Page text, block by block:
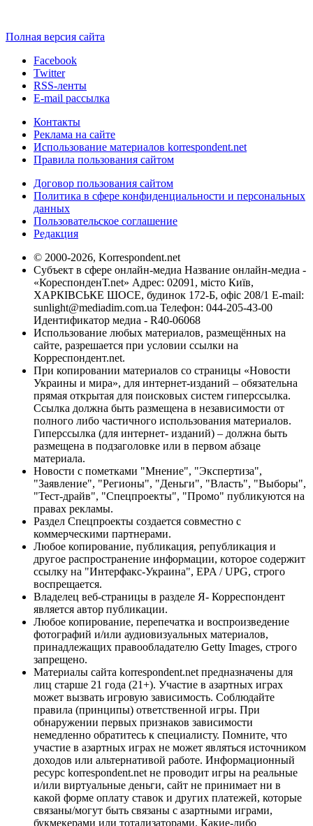
Полная версия сайта
Facebook
Twitter
RSS-ленты
E-mail рассылка
Контакты
Реклама на сайте
Использование материалов korrespondent.net
Правила пользования сайтом
Договор пользования сайтом
Политика в сфере конфиденциальности и персональных
данных
Пользовательское соглашение
Редакция
© 2000-2026, Korrespondent.net
Субъект в сфере онлайн-медиа Название онлайн-медиа -
«КореспонденТ.net» Адрес: 02091, місто Київ,
ХАРКІВСЬКЕ ШОСЕ, будинок 172-Б, офіс 208/1 E-mail:
sunlight@mediadim.com.ua Телефон: 044-205-43-00
Идентификатор медиа - R40-06068
Использование любых материалов, размещённых на
сайте, разрешается при условии ссылки на
Корреспондент.net.
При копировании материалов со страницы «Новости
Украины и мира», для интернет-изданий – обязательна
прямая открытая для поисковых систем гиперссылка.
Ссылка должна быть размещена в независимости от
полного либо частичного использования материалов.
Гиперссылка (для интернет- изданий) – должна быть
размещена в подзаголовке или в первом абзаце
материала.
Новости с пометками "Мнение", "Экспертиза",
"Заявление", "Регионы", "Деньги", "Власть", "Выборы",
"Тест-драйв", "Спецпроекты", "Промо" публикуются на
правах рекламы.
Раздел Спецпроекты создается совместно с
коммерческими партнерами.
Любое копирование, публикация, републикация и
другое распространение информации, которое содержит
ссылку на "Интерфакс-Украина", EPA / UPG, строго
воспрещается.
Владелец веб-страницы в разделе Я- Корреспондент
является автор публикации.
Любое копирование, перепечатка и воспроизведение
фотографий и/или аудиовизуальных материалов,
принадлежащих правообладателю Getty Images, строго
запрещено.
Материалы сайта korrespondent.net предназначены для
лиц старше 21 года (21+). Участие в азартных играх
может вызвать игровую зависимость. Соблюдайте
правила (принципы) ответственной игры. При
обнаружении первых признаков зависимости
немедленно обратитесь к специалисту. Помните, что
участие в азартных играх не может являться источником
доходов или альтернативой работе. Информационный
ресурс korrespondent.net не проводит игры на реальные
и/или виртуальные деньги, сайт не принимает ни в
какой форме оплату ставок и других платежей, которые
связаны/могут быть связаны с азартными играми,
букмекерами или тотализаторами. Какие-либо